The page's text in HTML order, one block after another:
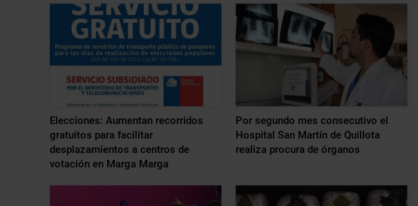
Elecciones: Aumentan recorridos
gratuitos para facilitar
desplazamientos a centros de
votación en Marga Marga
Por segundo mes consecutivo el
Hospital San Martín de Quillota
realiza procura de órganos